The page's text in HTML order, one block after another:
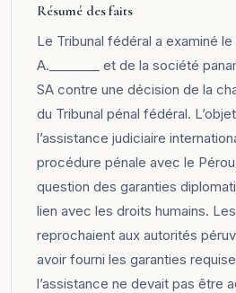
Résumé des faits
Le Tribunal fédéral a examiné
A.________ et de la société
SA contre une décision de la
du Tribunal pénal fédéral.
l’assistance judiciaire
procédure pénale avec le
question des garanties
lien avec les droits humains.
reprochaient aux autorités
avoir fourni les garanties
l’assistance ne devait pas être